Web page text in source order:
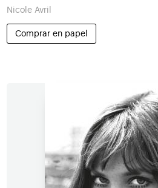
Nicole Avril
Comprar en papel